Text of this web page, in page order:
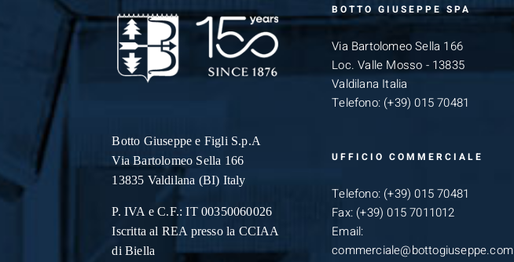
Botto Giuseppe e Figli S.p.A
Via Bartolomeo Sella 166
13835 Valdilana (BI) Italy
P. IVA e C.F.: IT 00350060026
Iscritta al REA presso la CCIAA
di Biella
BOTTO GIUSEPPE SPA
Via Bartolomeo Sella 166
Loc. Valle Mosso - 13835
Valdilana Italia
Telefono: (+39) 015 70481
UFFICIO COMMERCIALE
Telefono: (+39) 015 70481
Fax: (+39) 015 7011012
Email:
commerciale@bottogiuseppe.com